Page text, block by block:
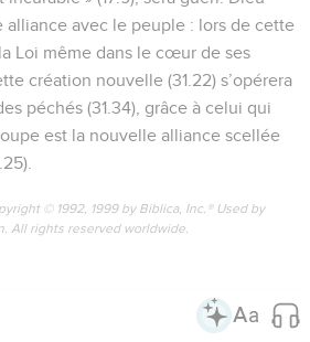
alliance avec le peuple : lors de cette
Loi même dans le cœur de ses
création nouvelle (31.22) s’opérera
péchés (31.34), grâce à celui qui
est la nouvelle alliance scellée
© 1992, 1999 by Biblica, Inc.® Used by
All rights reserved worldwide.